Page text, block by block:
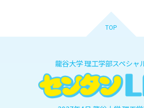
龍谷大学 理工学部スペシャ
TOP